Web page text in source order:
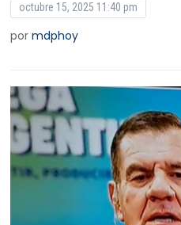
octubre 15, 2025 11:40 pm
pormdphoy